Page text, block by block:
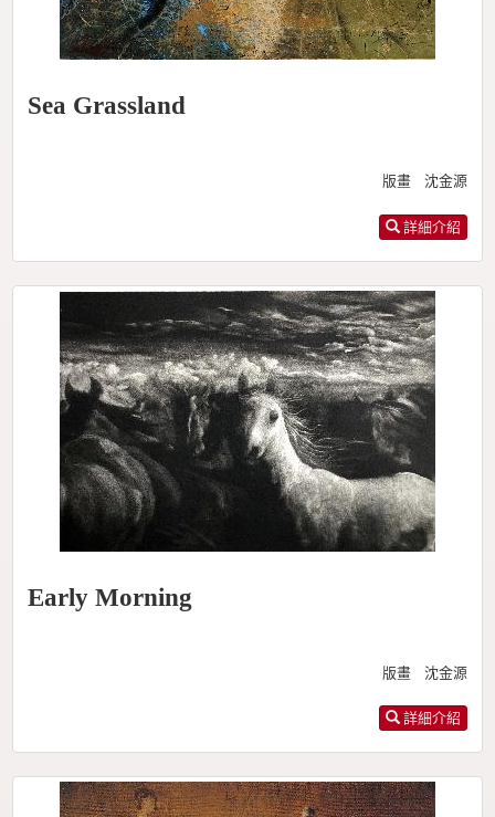
Sea Grassland
版畫 沈金源
詳細介紹
Early Morning
版畫 沈金源
詳細介紹